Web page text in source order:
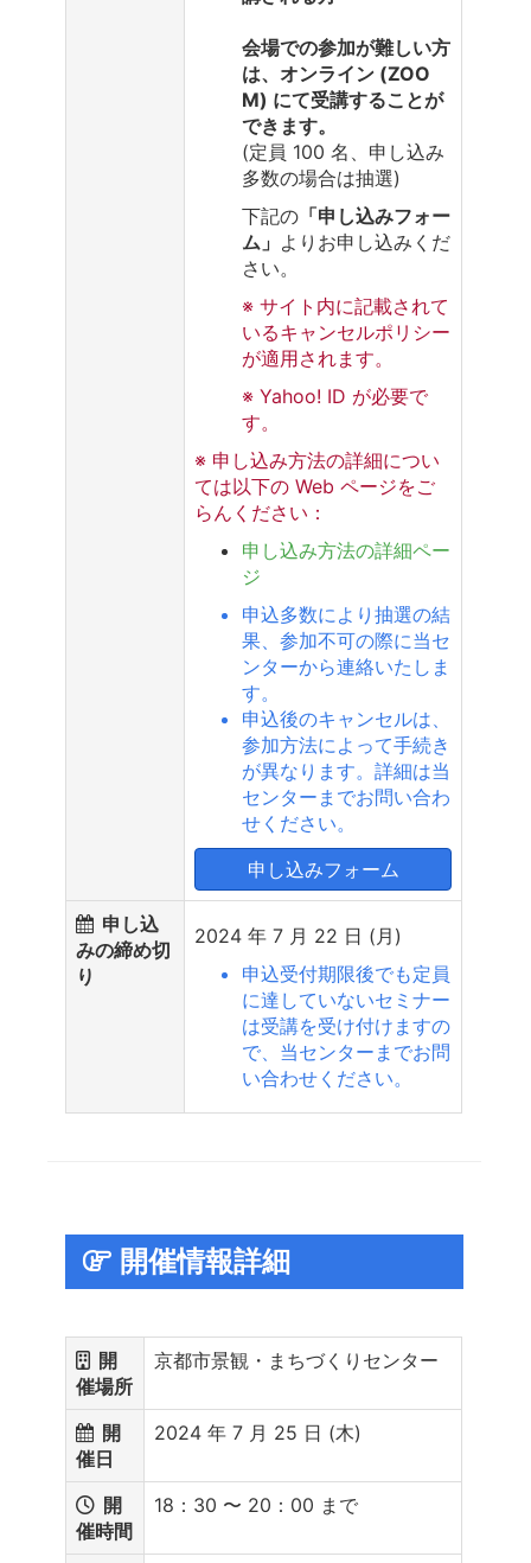
会場での参加が難しい方
は、オンライン (ZOO
M) にて受講することが
できます。
(定員 100 名、申し込み
多数の場合は抽選)
下記の 「申し込みフォー
ム」 よりお申し込みくだ
さい。
※ サイト内に記載されて
いるキャンセルポリシー
が適用されます。
※ Yahoo! ID が必要で
す。
※ 申し込み方法の詳細につい
ては以下の Web ページをご
らんください：
申し込み方法の詳細ペー
ジ
申込多数により抽選の結
果、参加不可の際に当セ
ンターから連絡いたしま
す。
申込後のキャンセルは、
参加方法によって手続き
が異なります。詳細は当
センターまでお問い合わ
せください。
申し込みフォーム
申し込
みの締め切
り
2024 年 7 月 22 日 (月)
申込受付期限後でも定員
に達していないセミナー
は受講を受け付けますの
で、当センターまでお問
い合わせください。
開催情報詳細
開
催場所
京都市景観・まちづくりセンター
開
催日
2024 年 7 月 25 日 (木)
開
催時間
18：30 〜 20：00 まで